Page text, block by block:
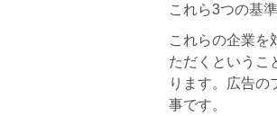
これら3つの基
これらの企業を
ただくというこ
ります。広告の
事です。